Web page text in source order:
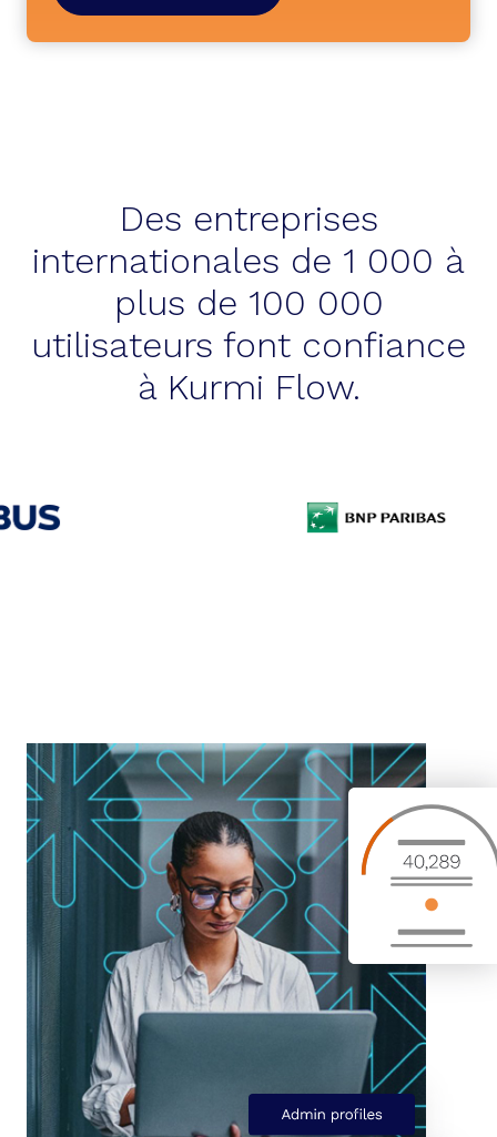
Des entreprises
internationales de 1 000 à
plus de 100 000
utilisateurs font confiance
à Kurmi Flow.